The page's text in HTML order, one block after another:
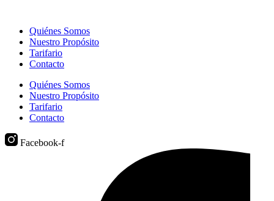
Quiénes Somos
Nuestro Propósito
Tarifario
Contacto
Quiénes Somos
Nuestro Propósito
Tarifario
Contacto
Facebook-f